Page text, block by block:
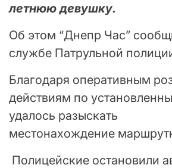
летнюю девушку.
Об этом “Днепр Час”
службе Патрульной
Благодаря оперативным
действиям по
удалось разыскать
местонахождение
Полицейские остановили